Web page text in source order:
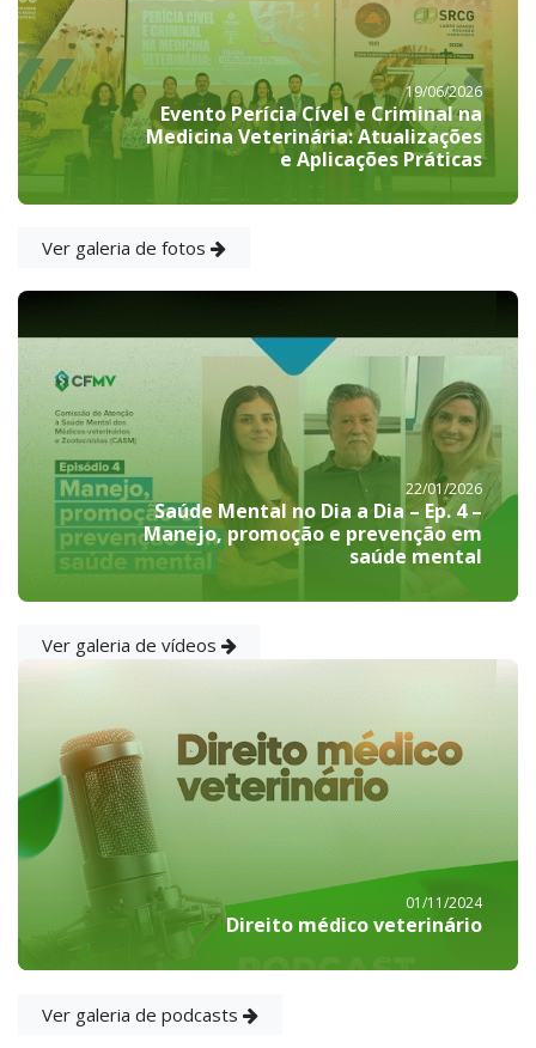
19/06/2026
Evento Perícia Cível e Criminal na
Medicina Veterinária: Atualizações
e Aplicações Práticas
Ver galeria de fotos
22/01/2026
Saúde Mental no Dia a Dia – Ep. 4 –
Manejo, promoção e prevenção em
saúde mental
Ver galeria de vídeos
01/11/2024
Direito médico veterinário
Ver galeria de podcasts